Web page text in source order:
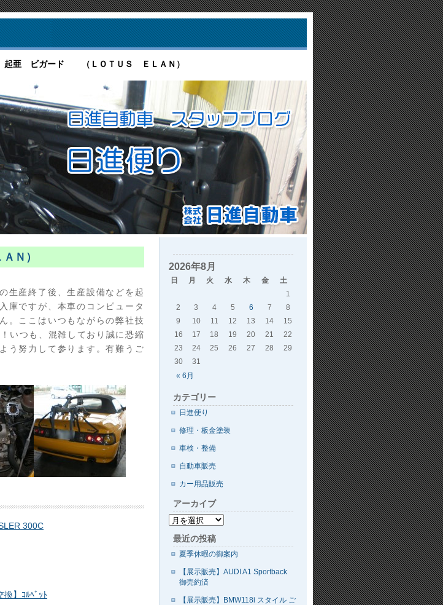
】起亜 ビガード （ＬＯＴＵＳ ＥＬＡＮ）
Ｎ）
生産終了後、生産設備などを起
庫ですが、本車のコンピュータ
。ここはいつもながらの弊社技
いつも、混雑しており誠に恐縮
う努力して参ります。有難うご
300C
換】ｺﾙﾍﾞｯﾄ
2026年8月
日 月 火 水 木 金 土
« 6月
1
2
3 4 5 6 7
8
9
10 11 12 13 14
15
16
17 18 19 20 21
22
23
24 25 26 27 28
29
30
31
カテゴリー
日進便り
修理・板金塗装
車検・整備
自動車販売
カー用品販売
アーカイブ
最近の投稿
夏季休暇の御案内
【展示販売】AUDI A1 Sportback
御売約済
【展示販売】BMW118i スタイル ご